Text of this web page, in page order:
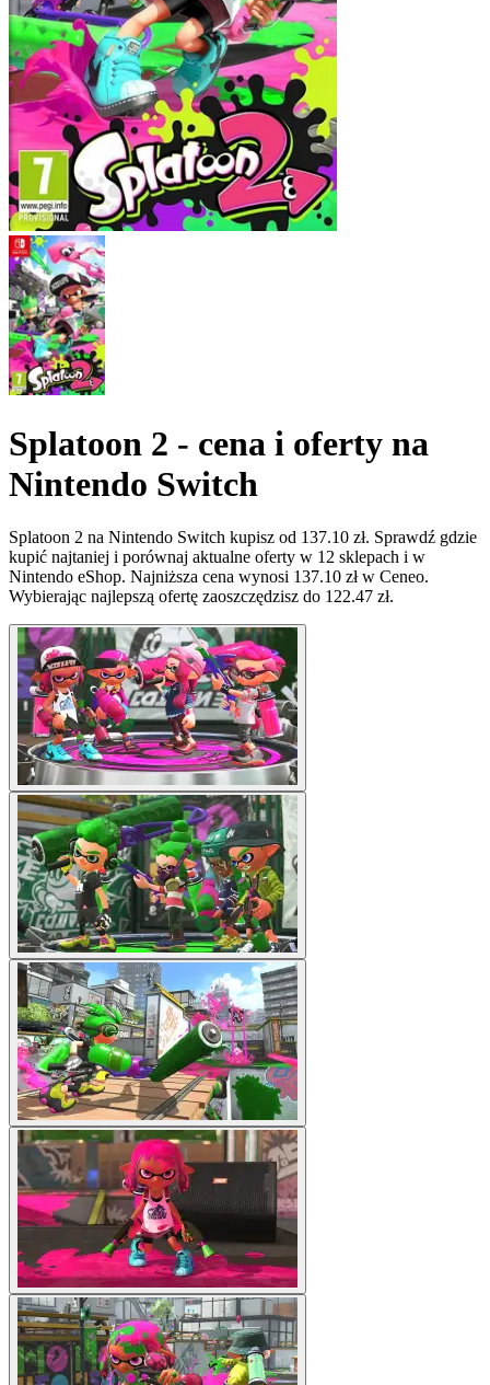
Splatoon 2 - cena i oferty na
Nintendo Switch
Splatoon 2 na Nintendo Switch kupisz od 137.10 zł. Sprawdź gdzie
kupić najtaniej i porównaj aktualne oferty w 12 sklepach i w
Nintendo eShop. Najniższa cena wynosi 137.10 zł w Ceneo.
Wybierając najlepszą ofertę zaoszczędzisz do 122.47 zł.